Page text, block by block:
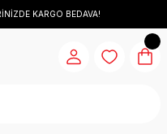
KARGO BEDAVA!